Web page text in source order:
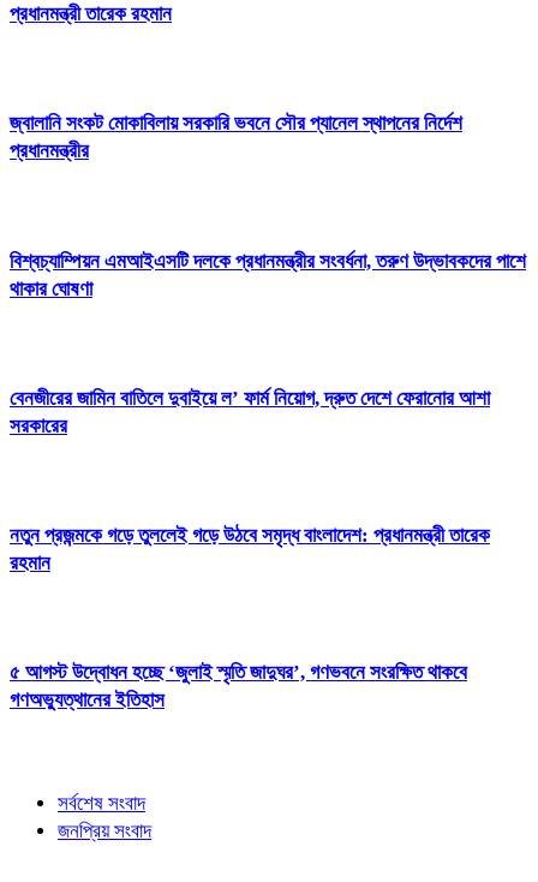
প্রধানমন্ত্রী তারেক রহমান
জ্বালানি সংকট মোকাবিলায় সরকারি ভবনে সৌর প্যানেল স্থাপনের নির্দেশ
প্রধানমন্ত্রীর
বিশ্বচ্যাম্পিয়ন এমআইএসটি দলকে প্রধানমন্ত্রীর সংবর্ধনা, তরুণ উদ্ভাবকদের পাশে
থাকার ঘোষণা
বেনজীরের জামিন বাতিলে দুবাইয়ে ল’ ফার্ম নিয়োগ, দ্রুত দেশে ফেরানোর আশা
সরকারের
নতুন প্রজন্মকে গড়ে তুললেই গড়ে উঠবে সমৃদ্ধ বাংলাদেশ: প্রধানমন্ত্রী তারেক
রহমান
৫ আগস্ট উদ্বোধন হচ্ছে ‘জুলাই স্মৃতি জাদুঘর’, গণভবনে সংরক্ষিত থাকবে
গণঅভ্যুত্থানের ইতিহাস
সর্বশেষ সংবাদ
জনপ্রিয় সংবাদ